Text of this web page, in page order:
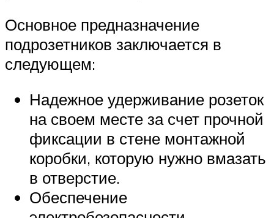
Основное предназначение
подрозетников заключается в
следующем:
Надежное удерживание розеток
на своем месте за счет прочной
фиксации в стене монтажной
коробки, которую нужно вмазать
в отверстие.
Обеспечение